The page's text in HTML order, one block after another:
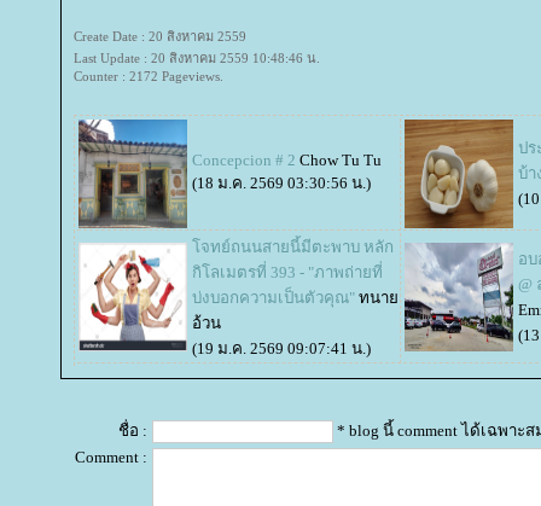
Create Date : 20 สิงหาคม 2559
Last Update : 20 สิงหาคม 2559 10:48:46 น.
Counter : 2172 Pageviews.
Concepcion # 2 Chow Tu Tu
(18 ม.ค. 2569 03:30:56 น.)
ปร
บ้า
จทย์ถนนสายนี้มีตะพาบ หลัก
กิโลเมตรที่ 393 - "ภาพถ่ายที่
บ่งบอกความเป็นตัวคุณ" ทนา
อ้วน
(19 ม.ค. 2569 09:07:41 น.)
อบ
@
ชื่อ :
* blog นี้ comment ได้เฉพาะ
Comment :